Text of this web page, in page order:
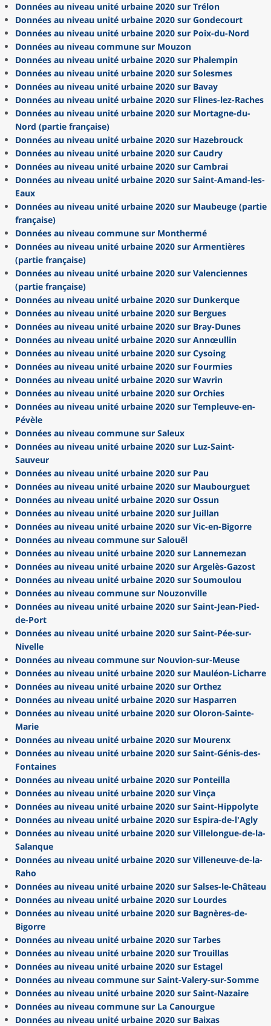
Données au niveau unité urbaine 2020 sur Trélon
Données au niveau unité urbaine 2020 sur Gondecourt
Données au niveau unité urbaine 2020 sur Poix-du-Nord
Données au niveau commune sur Mouzon
Données au niveau unité urbaine 2020 sur Phalempin
Données au niveau unité urbaine 2020 sur Solesmes
Données au niveau unité urbaine 2020 sur Bavay
Données au niveau unité urbaine 2020 sur Flines-lez-Raches
Données au niveau unité urbaine 2020 sur Mortagne-du-
Nord (partie française)
Données au niveau unité urbaine 2020 sur Hazebrouck
Données au niveau unité urbaine 2020 sur Caudry
Données au niveau unité urbaine 2020 sur Cambrai
Données au niveau unité urbaine 2020 sur Saint-Amand-les-
Eaux
Données au niveau unité urbaine 2020 sur Maubeuge (partie
française)
Données au niveau commune sur Monthermé
Données au niveau unité urbaine 2020 sur Armentières
(partie française)
Données au niveau unité urbaine 2020 sur Valenciennes
(partie française)
Données au niveau unité urbaine 2020 sur Dunkerque
Données au niveau unité urbaine 2020 sur Bergues
Données au niveau unité urbaine 2020 sur Bray-Dunes
Données au niveau unité urbaine 2020 sur Annœullin
Données au niveau unité urbaine 2020 sur Cysoing
Données au niveau unité urbaine 2020 sur Fourmies
Données au niveau unité urbaine 2020 sur Wavrin
Données au niveau unité urbaine 2020 sur Orchies
Données au niveau unité urbaine 2020 sur Templeuve-en-
Pévèle
Données au niveau commune sur Saleux
Données au niveau unité urbaine 2020 sur Luz-Saint-
Sauveur
Données au niveau unité urbaine 2020 sur Pau
Données au niveau unité urbaine 2020 sur Maubourguet
Données au niveau unité urbaine 2020 sur Ossun
Données au niveau unité urbaine 2020 sur Juillan
Données au niveau unité urbaine 2020 sur Vic-en-Bigorre
Données au niveau commune sur Salouël
Données au niveau unité urbaine 2020 sur Lannemezan
Données au niveau unité urbaine 2020 sur Argelès-Gazost
Données au niveau unité urbaine 2020 sur Soumoulou
Données au niveau commune sur Nouzonville
Données au niveau unité urbaine 2020 sur Saint-Jean-Pied-
de-Port
Données au niveau unité urbaine 2020 sur Saint-Pée-sur-
Nivelle
Données au niveau commune sur Nouvion-sur-Meuse
Données au niveau unité urbaine 2020 sur Mauléon-Licharre
Données au niveau unité urbaine 2020 sur Orthez
Données au niveau unité urbaine 2020 sur Hasparren
Données au niveau unité urbaine 2020 sur Oloron-Sainte-
Marie
Données au niveau unité urbaine 2020 sur Mourenx
Données au niveau unité urbaine 2020 sur Saint-Génis-des-
Fontaines
Données au niveau unité urbaine 2020 sur Ponteilla
Données au niveau unité urbaine 2020 sur Vinça
Données au niveau unité urbaine 2020 sur Saint-Hippolyte
Données au niveau unité urbaine 2020 sur Espira-de-l'Agly
Données au niveau unité urbaine 2020 sur Villelongue-de-la-
Salanque
Données au niveau unité urbaine 2020 sur Villeneuve-de-la-
Raho
Données au niveau unité urbaine 2020 sur Salses-le-Château
Données au niveau unité urbaine 2020 sur Lourdes
Données au niveau unité urbaine 2020 sur Bagnères-de-
Bigorre
Données au niveau unité urbaine 2020 sur Tarbes
Données au niveau unité urbaine 2020 sur Trouillas
Données au niveau unité urbaine 2020 sur Estagel
Données au niveau commune sur Saint-Valery-sur-Somme
Données au niveau unité urbaine 2020 sur Saint-Nazaire
Données au niveau commune sur La Canourgue
Données au niveau unité urbaine 2020 sur Baixas